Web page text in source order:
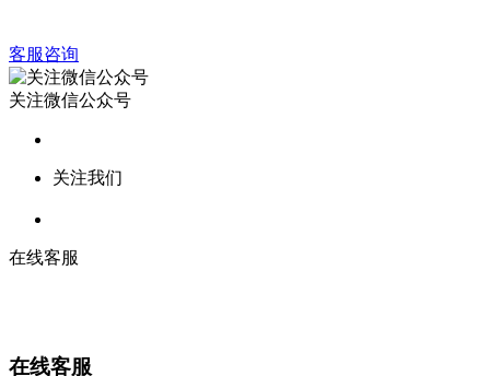
客服咨询
关注微信公众号
关注我们
在线客服
在线客服